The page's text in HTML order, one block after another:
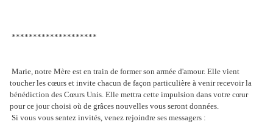
********************
Marie, notre Mère est en train de former son armée d'amour. Elle vient
toucher les cœurs et invite chacun de façon particulière à venir recevoir la
bénédiction des Cœurs Unis. Elle mettra cette impulsion dans votre cœur
pour ce jour choisi où de grâces nouvelles vous seront données.
Si vous vous sentez invités, venez rejoindre ses messagers :